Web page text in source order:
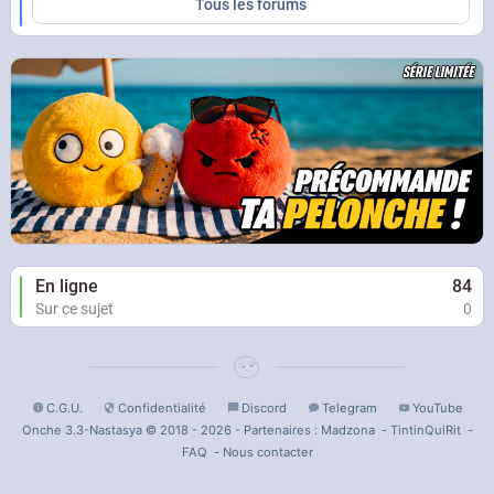
Tous les forums
En ligne 84
Sur ce sujet 0
C.G.U. Confidentialité Discord Telegram
YouTube
Onche 3.3-Nastasya © 2018 - 2026 - Partenaires : Madzona- TintinQuiRit-
FAQ - Nous contacter